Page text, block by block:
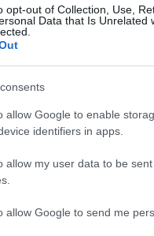
opt-out of Collection, Use,
Data that Is Unrelated
allow Google to enable
identifiers in apps.
allow my user data to be
allow Google to send me
is.
magunknak
Aston Martin
ajánlatát Antonelli
is vezethetne